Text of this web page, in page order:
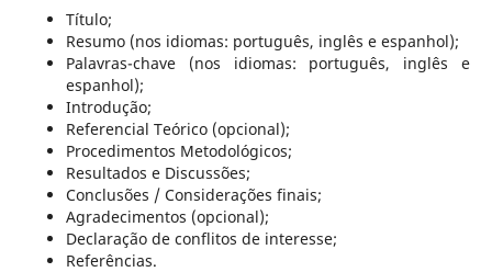
Título;
Resumo (nos idiomas: português, inglês e espanhol);
Palavras-chave (nos idiomas: português, inglês e
espanhol);
Introdução;
Referencial Teórico (opcional);
Procedimentos Metodológicos;
Resultados e Discussões;
Conclusões / Considerações finais;
Agradecimentos (opcional);
Declaração de conflitos de interesse;
Referências.